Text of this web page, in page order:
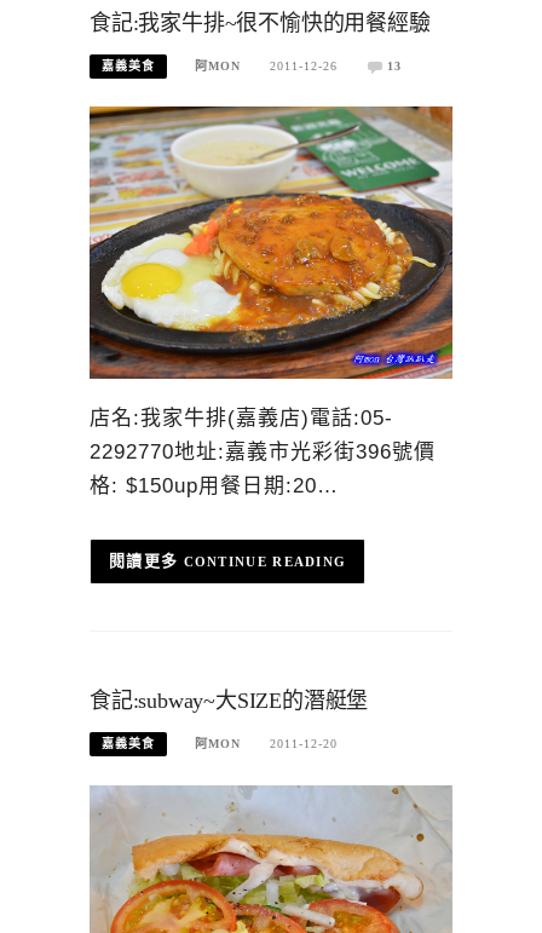
食記:我家牛排~很不愉快的用餐經驗
嘉義美食 阿MON 2011-12-26 13
店名:我家牛排(嘉義店)電話:05-
2292770地址:嘉義市光彩街396號價
格: $150up用餐日期:20…
CONTINUE READING
食記:subway~大SIZE的潛艇堡
嘉義美食 阿MON 2011-12-20